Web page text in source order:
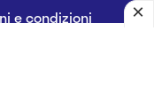
e condizioni